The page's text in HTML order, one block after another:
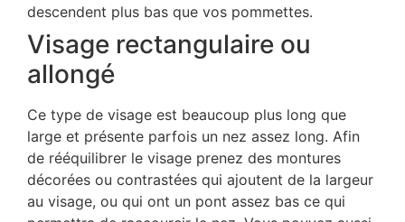
descendent plus bas que vos pommettes.
Visage rectangulaire ou
allongé
Ce type de visage est beaucoup plus long que
large et présente parfois un nez assez long. Afin
de rééquilibrer le visage prenez des montures
décorées ou contrastées qui ajoutent de la largeur
au visage, ou qui ont un pont assez bas ce qui